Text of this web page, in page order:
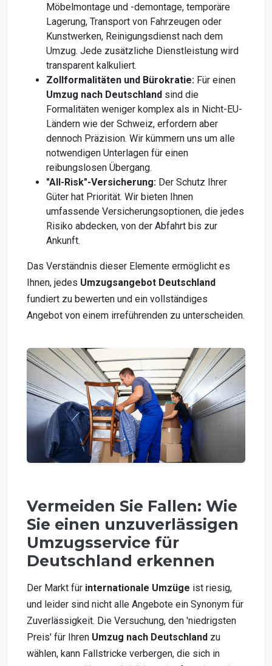
Möbelmontage und -demontage, temporäre
Lagerung, Transport von Fahrzeugen oder
Kunstwerken, Reinigungsdienst nach dem
Umzug. Jede zusätzliche Dienstleistung wird
transparent kalkuliert.
Zollformalitäten und Bürokratie: Für einen
Umzug nach Deutschland sind die
Formalitäten weniger komplex als in Nicht-EU-
Ländern wie der Schweiz, erfordern aber
dennoch Präzision. Wir kümmern uns um alle
notwendigen Unterlagen für einen
reibungslosen Übergang.
"All-Risk"-Versicherung: Der Schutz Ihrer
Güter hat Priorität. Wir bieten Ihnen
umfassende Versicherungsoptionen, die jedes
Risiko abdecken, von der Abfahrt bis zur
Ankunft.
Das Verständnis dieser Elemente ermöglicht es
Ihnen, jedes Umzugsangebot Deutschland
fundiert zu bewerten und ein vollständiges
Angebot von einem irreführenden zu unterscheiden.
Vermeiden Sie Fallen: Wie
Sie einen unzuverlässigen
Umzugsservice für
Deutschland erkennen
Der Markt für internationale Umzüge ist riesig,
und leider sind nicht alle Angebote ein Synonym für
Zuverlässigkeit. Die Versuchung, den 'niedrigsten
Preis' für Ihren Umzug nach Deutschland zu
wählen, kann Fallstricke verbergen, die sich in